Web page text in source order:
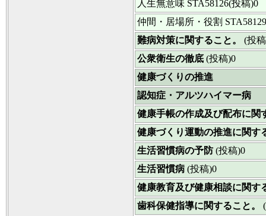
人生無意味 STA58126(投稿)0
仲間・居場所・役割
難病対策に関すること。 (投
公衆衛生の徹底 (投稿)0
健康づくりの推進
認知症・アルツハイマー病
健康手帳の作成及び配布に関
健康づくり運動の推進に関す
生活習慣病の予防(投稿)0
生活習慣病 (投稿)0
健康教育及び健康相談に関す
歯科保健指導に関すること。